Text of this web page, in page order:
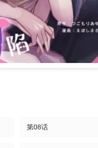
第08话